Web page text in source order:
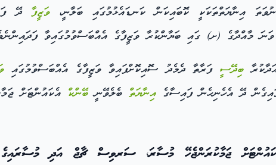
އިނާޔަތްތަކަކީ ކޮބައިކަން ކަނޑައެޅުމުގައި ބަލާނީ، ވަޒީފާދޭ
ބިދޭސީ ފަރާތާ ދެމެދު ސޮއިކޮށްފައިވާ ވަޒީފާގެ އެއްބަސްވުމުގައި
ދޭ އެހެނިހެން ފައިސާގެ އިނާޔަތް ބެލެވޭނީބޭންކް އެކައުންޓަށް
ޖަމާކުރަންޖެހޭ މުސާރަ، ސަރވިސް ޗާޖް އަދި